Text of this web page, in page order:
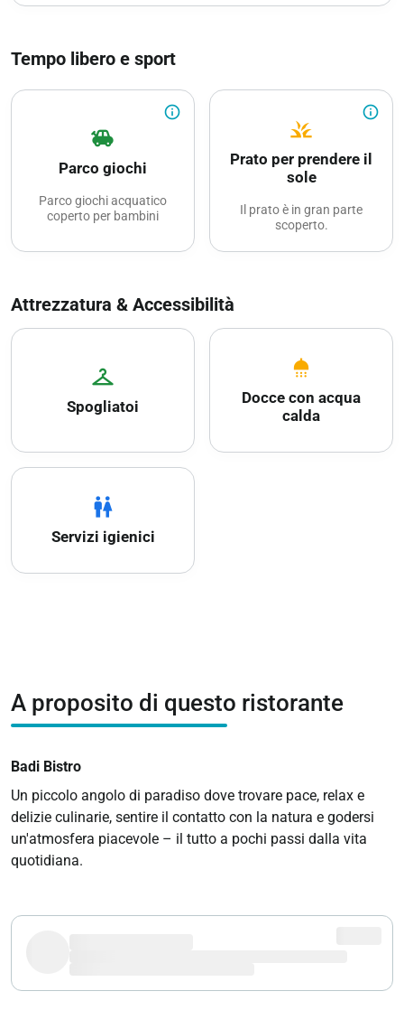
Tempo libero e sport
info_outline
toys
Parco giochi
Parco giochi acquatico
coperto per bambini
info_outline
grass
Prato per prendere il
sole
Il prato è in gran parte
scoperto.
Attrezzatura & Accessibilità
checkroom
Spogliatoi
shower
Docce con acqua
calda
wc
Servizi igienici
A proposito di questo ristorante
Badi Bistro
Un piccolo angolo di paradiso dove trovare pace, relax e
delizie culinarie, sentire il contatto con la natura e godersi
un'atmosfera piacevole – il tutto a pochi passi dalla vita
quotidiana.